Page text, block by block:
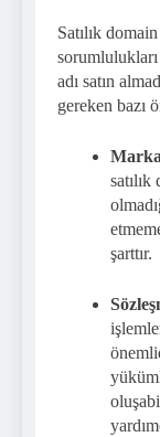
Satılık
adı satın
gereken bazı
şarttır.